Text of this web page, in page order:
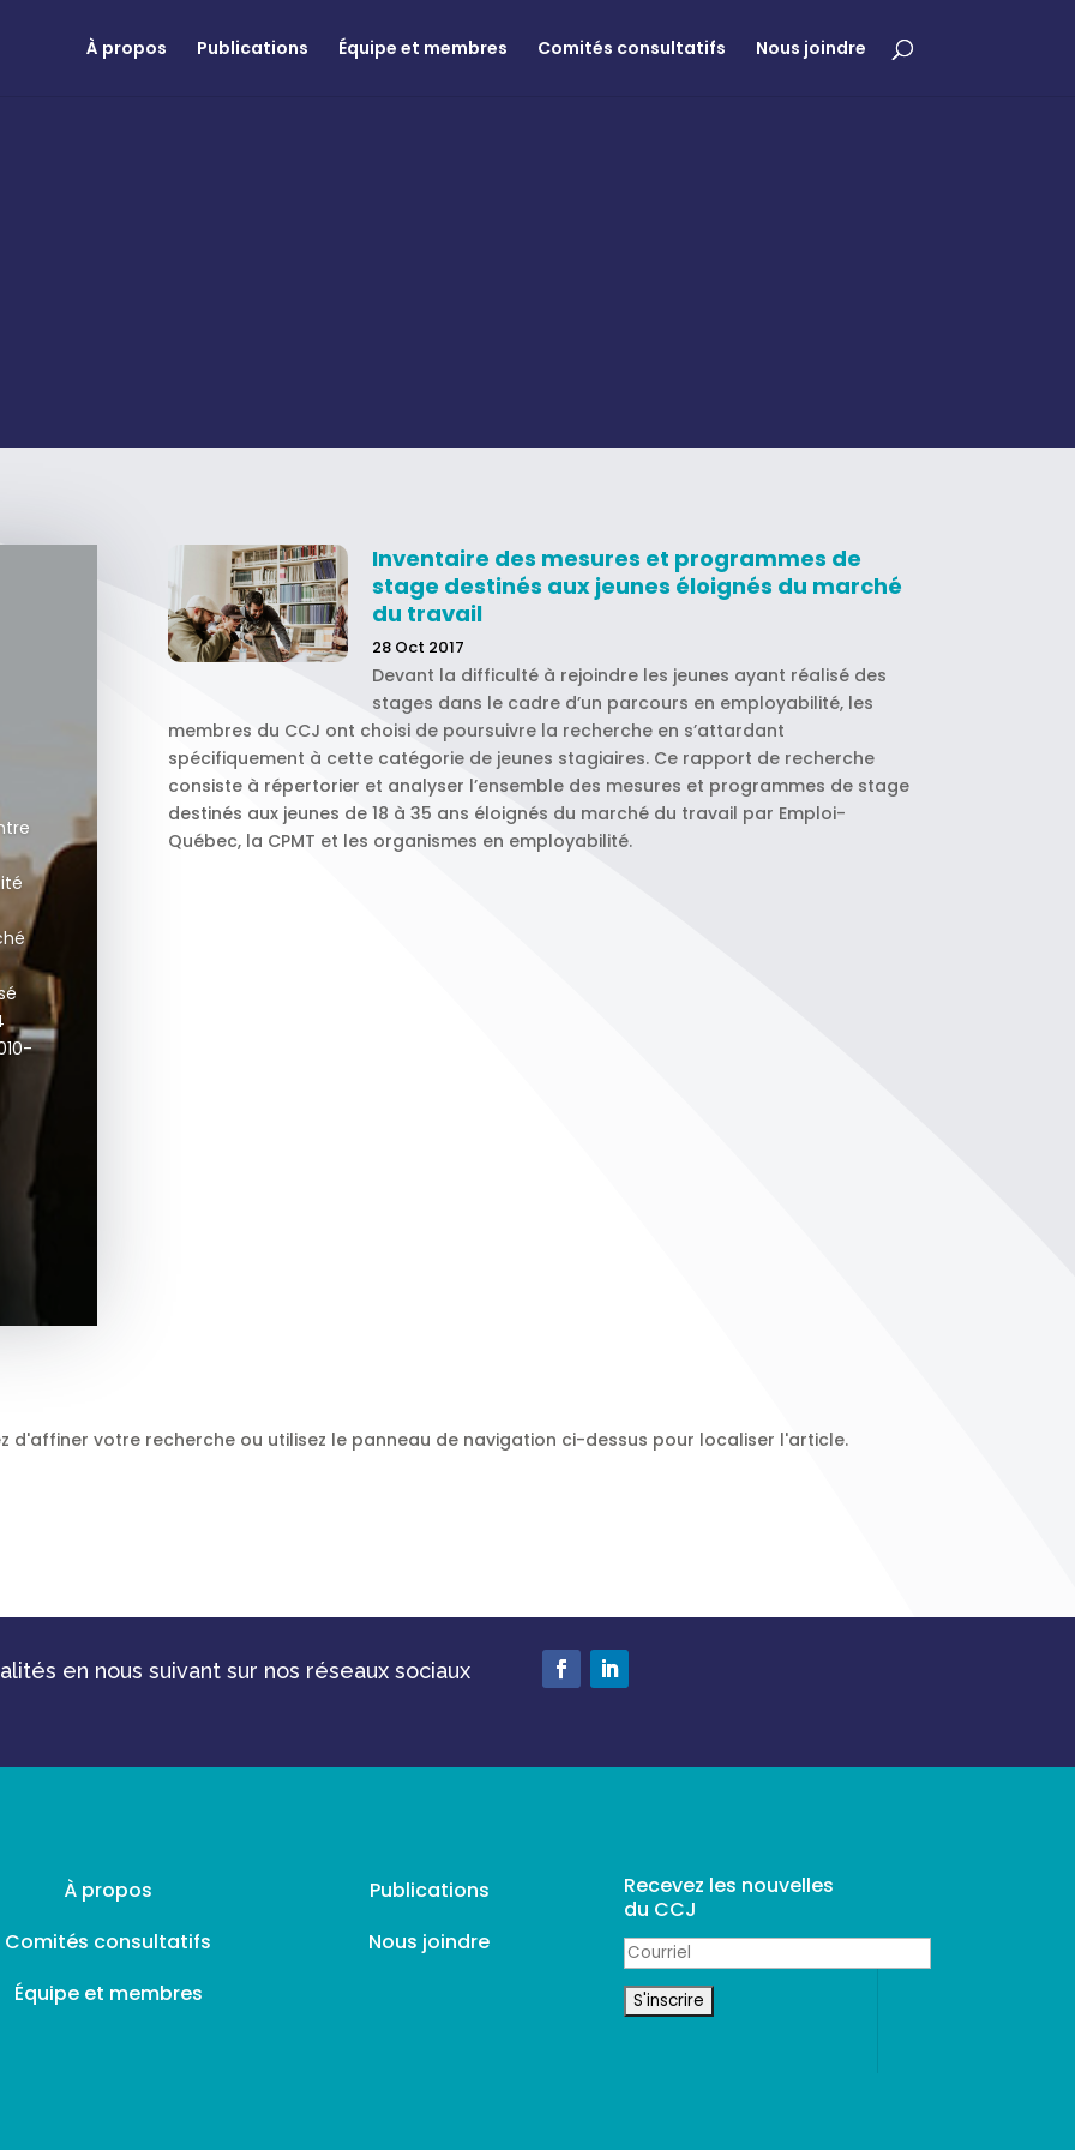
À propos Publications Équipe et membres Comités consultatifs Nous joindre
Inventaire des mesures et programmes de
stage destinés aux jeunes éloignés du marché
du travail
28 Oct 2017
Devant la difficulté à rejoindre les jeunes ayant réalisé des
stages dans le cadre d’un parcours en employabilité, les
membres du CCJ ont choisi de poursuivre la recherche en s’attardant
spécifiquement à cette catégorie de jeunes stagiaires. Ce rapport de recherche
consiste à répertorier et analyser l’ensemble des mesures et programmes de stage
destinés aux jeunes de 18 à 35 ans éloignés du marché du travail par Emploi-
Québec, la CPMT et les organismes en employabilité.
d'affiner votre recherche ou utilisez le panneau de navigation ci-dessus pour localiser l'article.
en nous suivant sur nos réseaux sociaux
À propos
Comités consultatifs
Équipe et membres
Publications
Nous joindre
Recevez les nouvelles
du CCJ